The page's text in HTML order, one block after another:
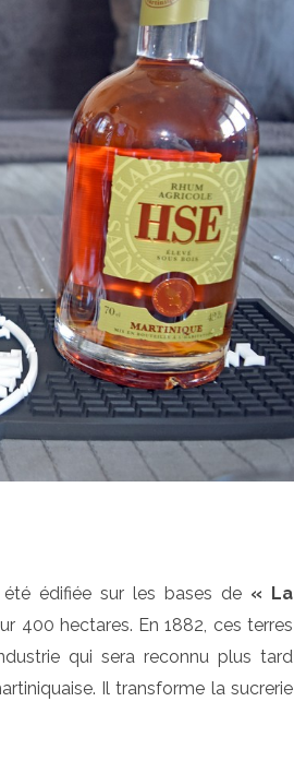
édifiée sur les bases de « La
400 hectares. En 1882, ces terres
qui sera reconnu plus tard
Il transforme la sucrerie